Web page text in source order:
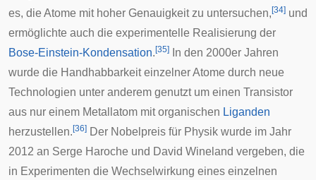
es, die Atome mit hoher Genauigkeit zu untersuchen, [34] und
ermöglichte auch die experimentelle Realisierung der
Bose-Einstein-Kondensation. [35]
In den 2000er Jahren
wurde die Handhabbarkeit einzelner Atome durch neue
Technologien unter anderem genutzt um einen Transistor
aus nur einem Metallatom mit organischen Liganden
herzustellen. [36] Der Nobelpreis für Physik wurde im Jahr
2012 an Serge Haroche und David Wineland vergeben, die
in Experimenten die Wechselwirkung eines einzelnen